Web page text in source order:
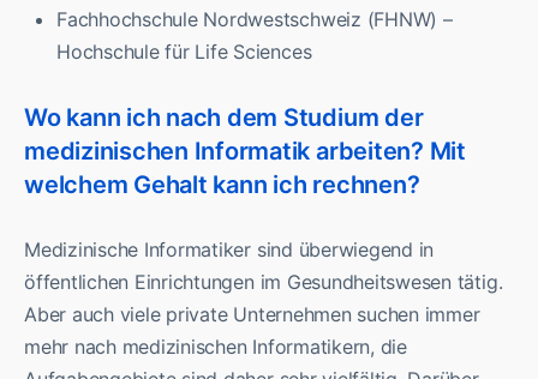
Fachhochschule Nordwestschweiz (FHNW) –
Hochschule für Life Sciences
Wo kann ich nach dem Studium der
medizinischen Informatik arbeiten? Mit
welchem Gehalt kann ich rechnen?
Medizinische Informatiker sind überwiegend in
öffentlichen Einrichtungen im Gesundheitswesen tätig.
Aber auch viele private Unternehmen suchen immer
mehr nach medizinischen Informatikern, die